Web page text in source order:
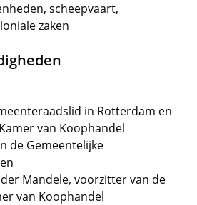
scheepvaart,
zaken
in Rotterdam en
van Koophandel
de Gemeentelijke
Mandele, voorzitter van de
van Koophandel